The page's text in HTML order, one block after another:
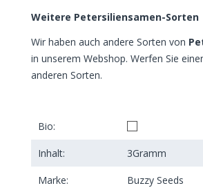
Weitere Petersiliensamen-Sorten
Wir haben auch andere Sorten von
in unserem Webshop. Werfen Sie
anderen Sorten.
Bio:
Inhalt: 3Gramm
Marke: Buzzy Seeds